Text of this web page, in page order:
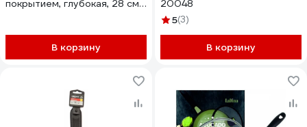
покрытием, глубокая, 28 см
В корзину
20048
5(3)
В корзину